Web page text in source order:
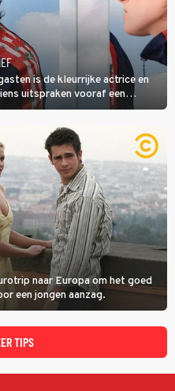
is de kleurrijke actrice en
uitspraken vooraf een
televisieavond is zoals mijn
angsten'.
naar Europa om het goed
een jongen aanzag.
TIPS